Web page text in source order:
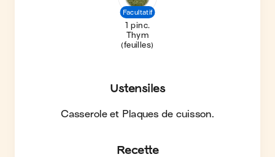
Facultatif
1 pinc.
Thym
(feuilles)
Ustensiles
Casserole et Plaques de cuisson.
Recette